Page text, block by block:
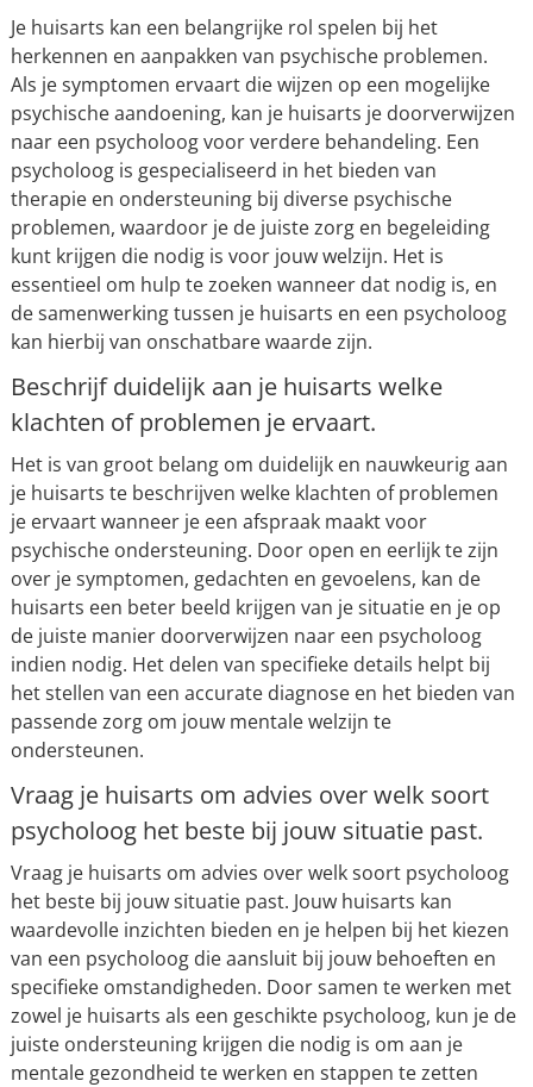
Je huisarts kan een belangrijke rol spelen bij het
herkennen en aanpakken van psychische problemen.
Als je symptomen ervaart die wijzen op een mogelijke
psychische aandoening, kan je huisarts je doorverwijzen
naar een psycholoog voor verdere behandeling. Een
psycholoog is gespecialiseerd in het bieden van
therapie en ondersteuning bij diverse psychische
problemen, waardoor je de juiste zorg en begeleiding
kunt krijgen die nodig is voor jouw welzijn. Het is
essentieel om hulp te zoeken wanneer dat nodig is, en
de samenwerking tussen je huisarts en een psycholoog
kan hierbij van onschatbare waarde zijn.
Beschrijf duidelijk aan je huisarts welke
klachten of problemen je ervaart.
Het is van groot belang om duidelijk en nauwkeurig aan
je huisarts te beschrijven welke klachten of problemen
je ervaart wanneer je een afspraak maakt voor
psychische ondersteuning. Door open en eerlijk te zijn
over je symptomen, gedachten en gevoelens, kan de
huisarts een beter beeld krijgen van je situatie en je op
de juiste manier doorverwijzen naar een psycholoog
indien nodig. Het delen van specifieke details helpt bij
het stellen van een accurate diagnose en het bieden van
passende zorg om jouw mentale welzijn te
ondersteunen.
Vraag je huisarts om advies over welk soort
psycholoog het beste bij jouw situatie past.
Vraag je huisarts om advies over welk soort psycholoog
het beste bij jouw situatie past. Jouw huisarts kan
waardevolle inzichten bieden en je helpen bij het kiezen
van een psycholoog die aansluit bij jouw behoeften en
specifieke omstandigheden. Door samen te werken met
zowel je huisarts als een geschikte psycholoog, kun je de
juiste ondersteuning krijgen die nodig is om aan je
mentale gezondheid te werken en stappen te zetten